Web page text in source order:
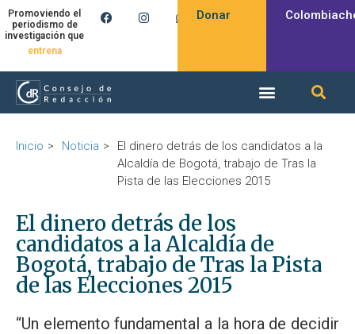
Promoviendo el
periodismo de
investigación que
entrena
Donar
Inicio Noticia
El dinero detrás de los candidatos a la
Alcaldía de Bogotá, trabajo de Tras la
Pista de las Elecciones 2015
El dinero detrás de los
candidatos a la Alcaldía de
Bogotá, trabajo de Tras la Pista
de las Elecciones 2015
“Un elemento fundamental a la hora de decidir